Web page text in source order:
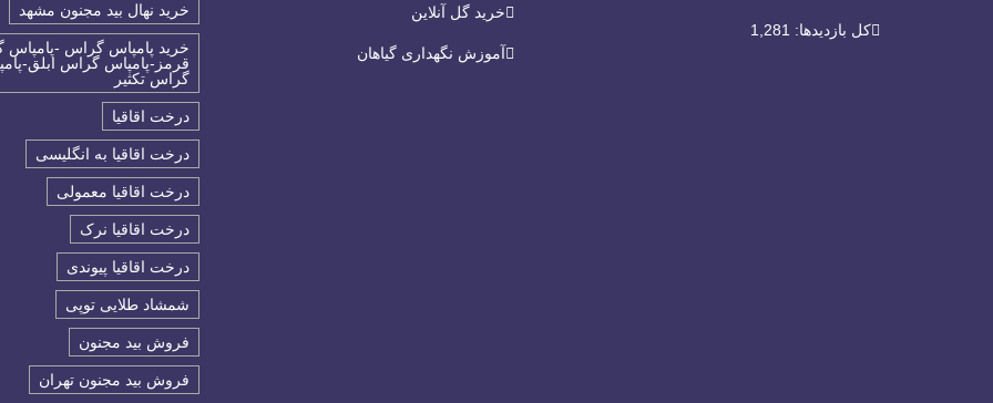
خرید نهال بید مجنون مشهد
خرید پامپاس گراس -
قرمز-پامپاس گراس ابلق-
گراس تکثیر
درخت اقاقیا
درخت اقاقیا به انگلیسی
درخت اقاقیا معمولی
درخت اقاقیا نرک
درخت اقاقیا پیوندی
شمشاد طلایی توپی
فروش بید مجنون
فروش بید مجنون تهران
خرید گل آنلاین
آموزش نگهداری گیاهان
کل بازدیدها: 1,281